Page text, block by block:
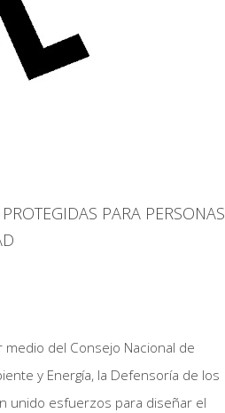
PARA PERSONAS
medio del Consejo Nacional de
y Energía, la Defensoría de los
unido esfuerzos para diseñar el